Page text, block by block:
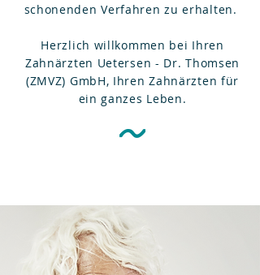
schonenden Verfahren zu erhalten.
Herzlich willkommen bei Ihren
Zahnärzten Uetersen - Dr. Thomsen
(ZMVZ) GmbH, Ihren Zahnärzten für
ein ganzes Leben.